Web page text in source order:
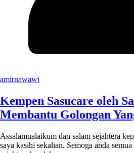
amirnawawi
Kempen Sasucare oleh
Membantu Golongan
Assalamualaikum dan salam sejahtera
saya kasihi sekalian. Semoga anda